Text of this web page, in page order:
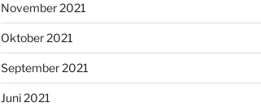
November 2021
Oktober 2021
September 2021
Juni 2021